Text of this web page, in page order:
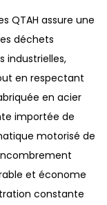
QTAH assure une
déchets
industrielles,
en respectant
en acier
importée de
motorisé de
et économe
constante